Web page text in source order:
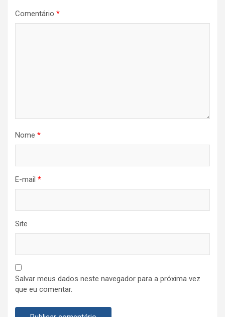
Comentário *
Nome *
E-mail *
Site
Salvar meus dados neste navegador para a próxima vez
que eu comentar.